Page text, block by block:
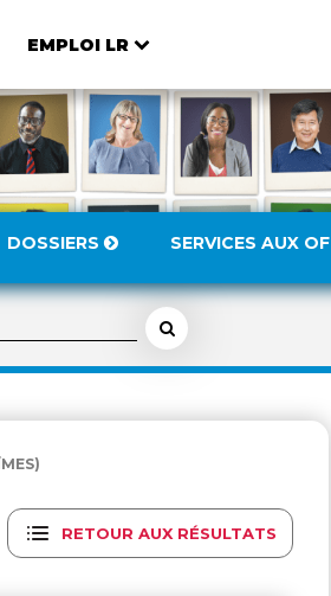
EMPLOI LR
DOSSIERS SERVICES AUX OF
RETOUR AUX RÉSULTATS